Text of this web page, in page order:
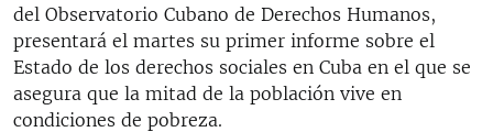
LOS SANTOS DE HIALEAH
DESINFORMACIÓN RUSA EN AMÉRICA LATINA
LA INVASIÓN DE RUSIA A UCRANIA
del Observatorio Cubano de Derechos Humanos,
presentará el martes su primer informe sobre el
Estado de los derechos sociales en Cuba en el que se
asegura que la mitad de la población vive en
condiciones de pobreza.